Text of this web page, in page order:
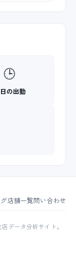
🕒
の出勤
店舗一覧問い合わせ
データ分析サイト。